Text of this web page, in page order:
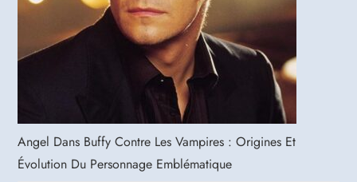
Angel Dans Buffy Contre Les Vampires : Origines Et
Évolution Du Personnage Emblématique